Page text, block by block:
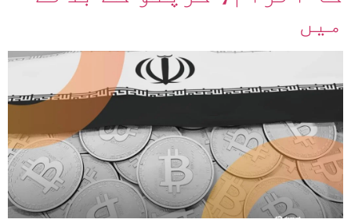
میں